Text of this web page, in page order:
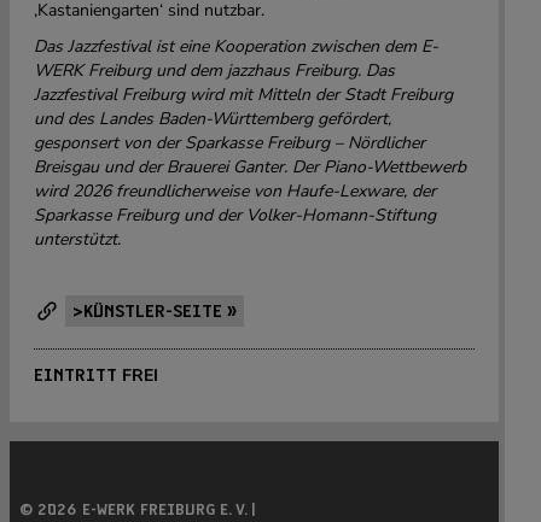
‚Kastaniengarten‘ sind nutzbar.
Das Jazzfestival ist eine Kooperation zwischen dem E-
WERK Freiburg und dem jazzhaus Freiburg. Das
Jazzfestival Freiburg wird mit Mitteln der Stadt Freiburg
und des Landes Baden-Württemberg gefördert,
gesponsert von der Sparkasse Freiburg – Nördlicher
Breisgau und der Brauerei Ganter. Der Piano-Wettbewerb
wird 2026 freundlicherweise von Haufe-Lexware, der
Sparkasse Freiburg und der Volker-Homann-Stiftung
unterstützt.
>KÜNSTLER-SEITE »
EINTRITT FREI
© 2026 E-WERK FREIBURG E. V. |